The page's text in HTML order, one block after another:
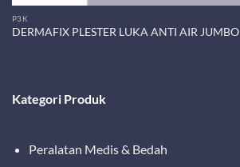
P3K
DERMAFIX PLESTER LUKA ANTI AIR JUMBO
Kategori Produk
Peralatan Medis & Bedah